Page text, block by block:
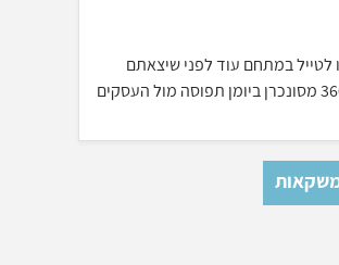
לטייל במתחם עוד לפני שיצאתם
מהבית, יחד עם מערכת ההזמנות וחתימה דיגיטלית תוכלו לסייר ולהזמין אונליין, פורטל ביז 360 מסונכרן ביומן תפוסה מול העסקים
משקאות